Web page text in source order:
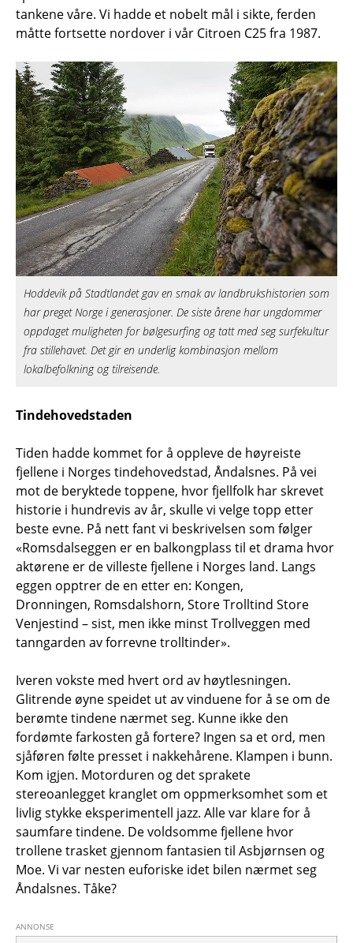
tankene våre. Vi hadde et nobelt mål i sikte, ferden
måtte fortsette nordover i vår Citroen C25 fra 1987.
Hoddevik på Stadtlandet gav en smak av landbrukshistorien som
har preget Norge i generasjoner. De siste årene har ungdommer
oppdaget muligheten for bølgesurfing og tatt med seg surfekultur
fra stillehavet. Det gir en underlig kombinasjon mellom
lokalbefolkning og tilreisende.
Tindehovedstaden
Tiden hadde kommet for å oppleve de høyreiste
fjellene i Norges tindehovedstad, Åndalsnes. På vei
mot de beryktede toppene, hvor fjellfolk har skrevet
historie i hundrevis av år, skulle vi velge topp etter
beste evne. På nett fant vi beskrivelsen som følger
«Romsdalseggen er en balkongplass til et drama hvor
aktørene er de villeste fjellene i Norges land. Langs
eggen opptrer de en etter en: Kongen,
Dronningen, Romsdalshorn, Store Trolltind Store
Venjestind – sist, men ikke minst Trollveggen med
tanngarden av forrevne trolltinder».
Iveren vokste med hvert ord av høytlesningen.
Glitrende øyne speidet ut av vinduene for å se om de
berømte tindene nærmet seg. Kunne ikke den
fordømte farkosten gå fortere? Ingen sa et ord, men
sjåføren følte presset i nakkehårene. Klampen i bunn.
Kom igjen. Motorduren og det sprakete
stereoanlegget kranglet om oppmerksomhet som et
livlig stykke eksperimentell jazz. Alle var klare for å
saumfare tindene. De voldsomme fjellene hvor
trollene trasket gjennom fantasien til Asbjørnsen og
Moe. Vi var nesten euforiske idet bilen nærmet seg
Åndalsnes. Tåke?